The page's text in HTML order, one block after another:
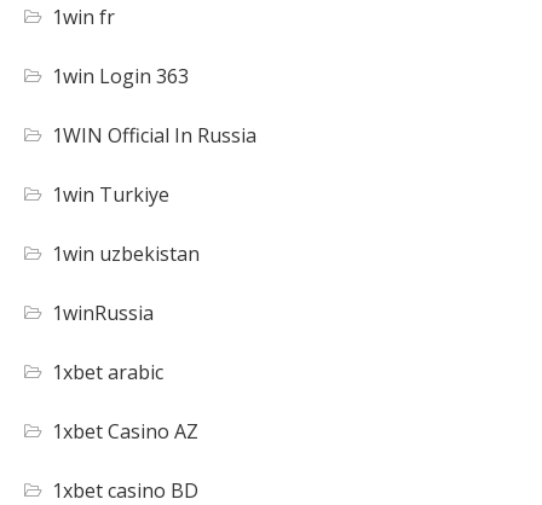
1win fr
1win Login 363
1WIN Official In Russia
1win Turkiye
1win uzbekistan
1winRussia
1xbet arabic
1xbet Casino AZ
1xbet casino BD